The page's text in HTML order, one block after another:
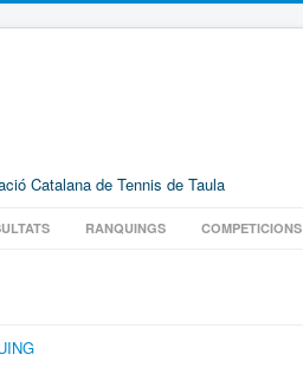
Catalana de Tennis de Taula
RANQUINGS COMPETICIONS